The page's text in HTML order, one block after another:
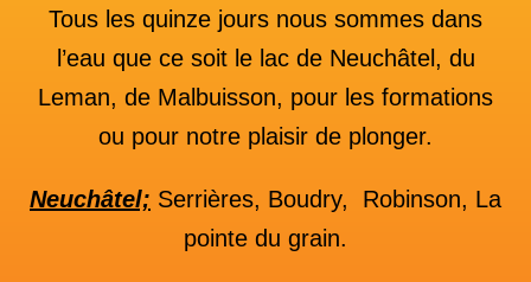
Tous les quinze jours nous sommes dans
l’eau que ce soit le lac de Neuchâtel, du
Leman, de Malbuisson, pour les formations
ou pour notre plaisir de plonger.
Neuchâtel; Serrières, Boudry, Robinson, La
pointe du grain.